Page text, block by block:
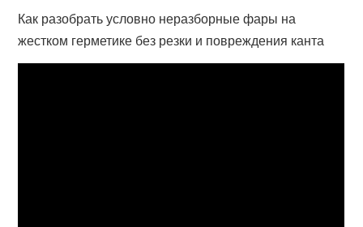
Как разобрать условно неразборные фары на
жестком герметике без резки и повреждения канта